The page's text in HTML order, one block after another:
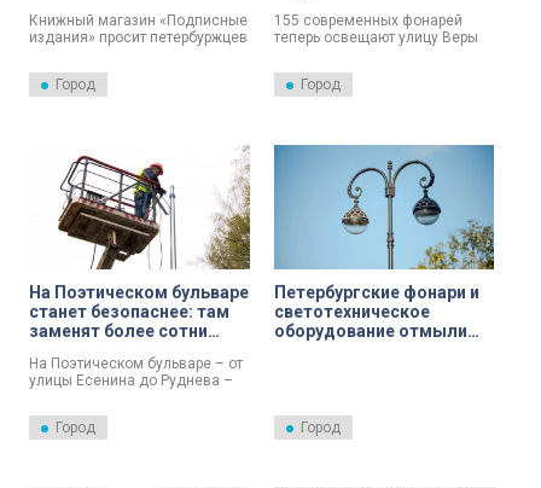
фонарей
Книжный магазин «Подписные
издания» просит петербуржцев
80-е годы старинных
светильников. Раньше они
Город
155 современных фонарей
теперь освещают улицу Веры
Город
На Поэтическом бульваре
станет безопаснее: там
заменят более сотни
На Поэтическом бульваре – от
улицы Есенина до Руднева –
наружного освещения. На
объекте уже установили 90
Город
Петербургские фонари и
светотехническое
оборудование отмыли
Город